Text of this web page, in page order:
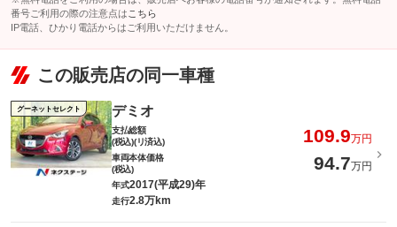
番号ご利用の際の注意点は こちら
IP電話、ひかり電話からはご利用いただけません。
この販売店の同一車種
グーネットセレクト デミオ
支払総額
(税込)(リ済込)
109.9万円
車両本体価格
(税込)
94.7万円
年式2017(平成29)年
走行2.8万km